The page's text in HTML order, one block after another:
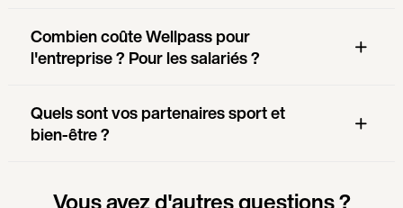
Combien coûte Wellpass pour
l'entreprise ? Pour les salariés ?
Quels sont vos partenaires sport et
bien-être ?